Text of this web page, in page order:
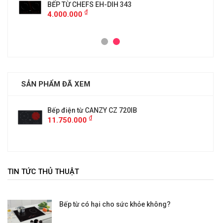
BẾP TỪ CHEFS EH-DIH 343
4.000.000 ₫
SẢN PHẨM ĐÃ XEM
Bếp điện từ CANZY CZ 720IB
11.750.000 ₫
TIN TỨC THỦ THUẬT
Bếp từ có hại cho sức khỏe không?